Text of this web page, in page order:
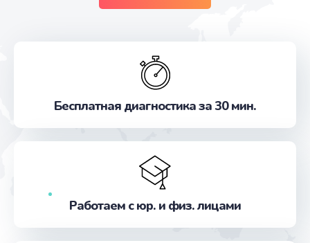
Заказать
Ремонт цепей питания
Заказать
Замена звуковой карты
Бесплатная диагностика за 30 мин.
Работаем с юр. и физ. лицами